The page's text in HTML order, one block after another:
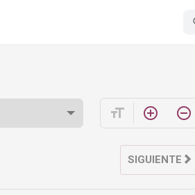
format_size add_circle_outline remove_circle_outline
SIGUIENTE